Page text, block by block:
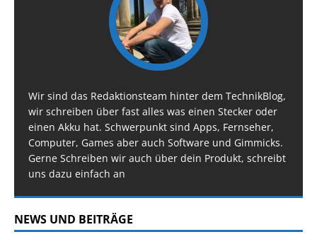
Wir sind das Redaktionsteam hinter dem TechnikBlog,
wir schreiben über fast alles was einen Stecker oder
einen Akku hat. Schwerpunkt sind Apps, Fernseher,
Computer, Games aber auch Software und Gimmicks.
Gerne Schreiben wir auch über dein Produkt, schreibt
uns dazu einfach an
NEWS UND BEITRÄGE